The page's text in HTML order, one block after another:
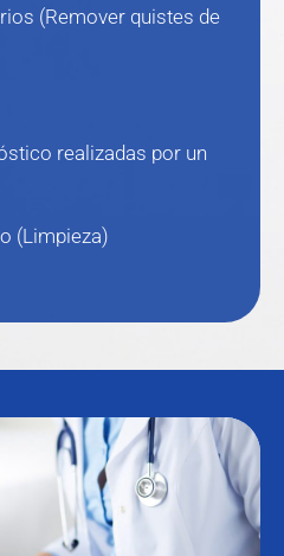
(Remover quistes de
realizadas por un
(Limpieza)